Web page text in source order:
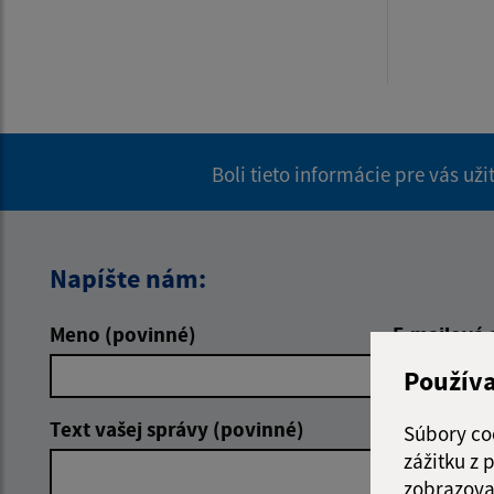
Súbory
zážitku z
Boli tieto informácie pre vás
Napíšte nám:
Meno (povinné) E-mailová
Text vašej správy (povinné)